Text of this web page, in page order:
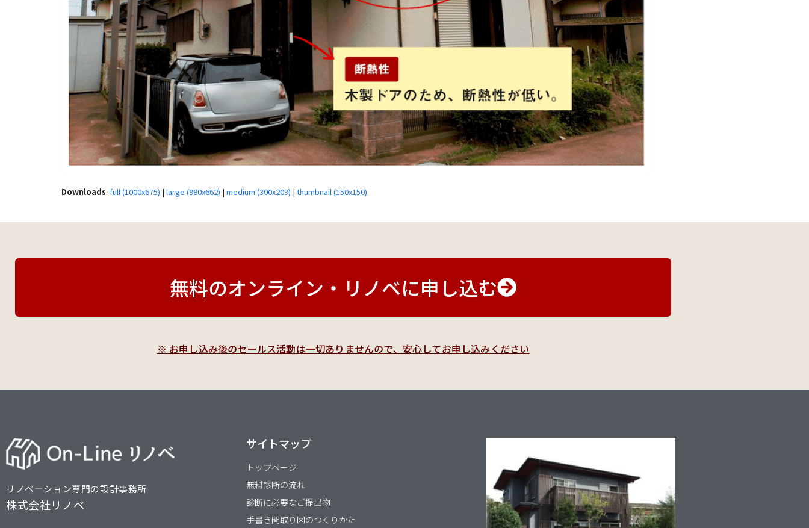
Downloads: full (1000x675) | large (980x662) | medium (300x203) | thumbnail (150x150)
無料のオンライン・リノベに申し込む
※ お申し込み後のセールス活動は一切ありませんので、安心してお申し込みください
リノベーション専門の設計事務所
株式会社リノベ
サイトマップ
トップページ
無料診断の流れ
診断に必要なご提出物
手書き間取り図のつくりかた